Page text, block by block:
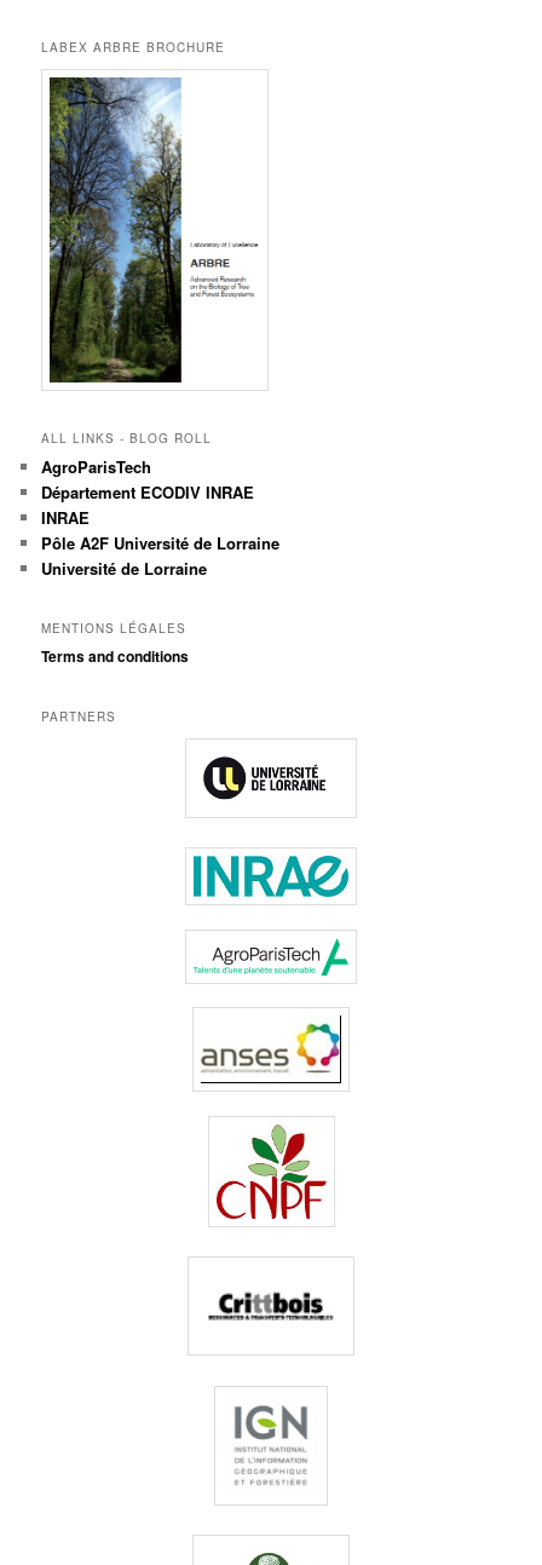
LABEX ARBRE BROCHURE
ALL LINKS - BLOG ROLL
AgroParisTech
Département ECODIV INRAE
INRAE
Pôle A2F Université de Lorraine
Université de Lorraine
MENTIONS LÉGALES
Terms and conditions
PARTNERS